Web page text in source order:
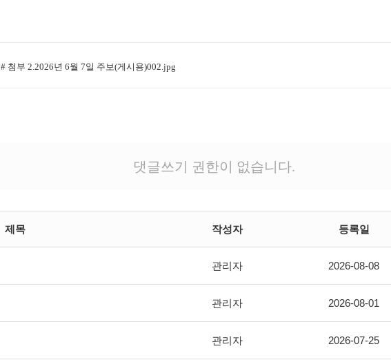
# 첨부 2.2026년 6월 7일 주보(게시용)002.jpg
댓글쓰기 권한이 없습니다.
제목 작성자 등록일
관리자 2026-08-08
관리자 2026-08-01
관리자 2026-07-25